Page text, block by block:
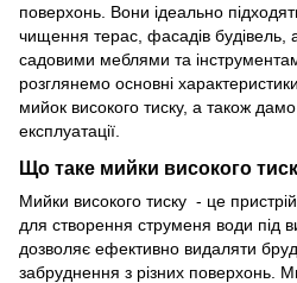
поверхонь. Вони ідеально
чищення терас, фасадів будівель,
садовими меблями та
розглянемо основні
мийок високого тиску, а також
експлуатації.
Що таке мийки високого
Мийки високого тиску - це
для створення струменя води під
дозволяє ефективно видаляти
забруднення з різних поверхонь.